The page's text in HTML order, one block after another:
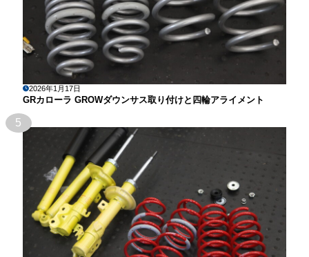
2026年1月17日
GRカローラ GROWダウンサス取り付けと四輪アライメント
5